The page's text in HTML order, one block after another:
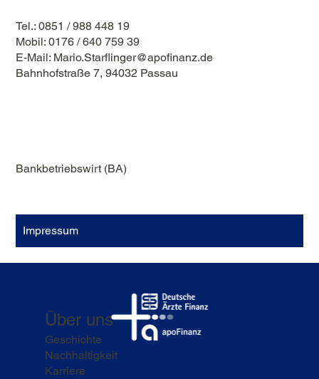
Tel.: 0851 / 988 448 19
Mobil: 0176 / 640 759 39
E-Mail: Mario.Starflinger@apofinanz.de
Bahnhofstraße 7, 94032 Passau
Bankbetriebswirt (BA)
Impressum
Über uns
Geschichte
Nachhaltigkeit
Karriere